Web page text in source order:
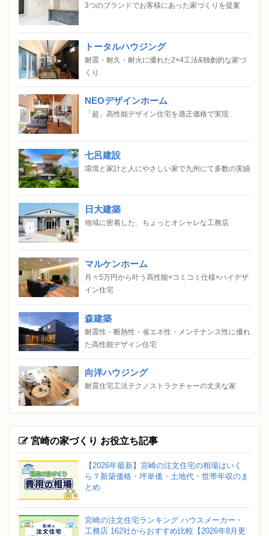
3つのブランドでお客様にあった家づくりを提案
トータルハウジング
耐震・耐久・耐火に優れた2×4工法&独創的な家づ
くり
NEOデザインホーム
「超」高性能デザイン住宅を適正価格で実現
七呂建設
環境と家計と人にやさしい家で九州にて多数の実績
日大建築
地域に密着した、ちょっとオシャレな工務店
マルケンホーム
月々5万円から叶う高性能×コミコミ仕様×ハイデザ
イン住宅
森建築
耐震性・断熱性・省エネ性・メンテナンス性に優れ
た高性能デザイン住宅
向洋ハウジング
耐震住宅工法テクノストラクチャーの丈夫な家
宮崎の家づくり お役立ち記事
【2026年最新】宮崎の注文住宅の相場はいく
ら？新築価格・坪単価・土地代・世帯年収のま
とめ
宮崎の注文住宅ランキング ハウスメーカー・
工務店 162社からおすすめ比較【2026年8月更